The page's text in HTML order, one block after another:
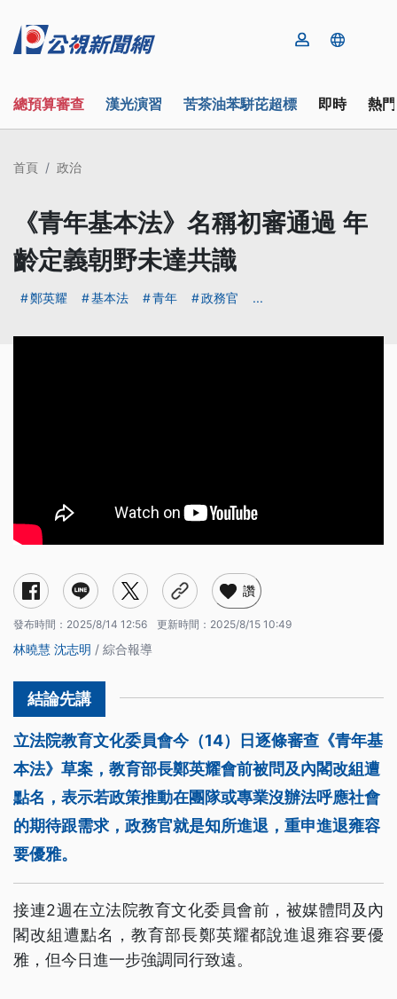
總預算審查 漢光演習 苦茶油苯駢芘超標 即時 熱
首頁 政治
《青年基本法》名稱初審通過 年
齡定義朝野未達共識
鄭英耀 基本法 青年 政務官 ...
讚
發布時間： 2025/8/14 12:56 更新時間： 2025/8/15 10:49
林曉慧 沈志明 / 綜合報導
立法院教育文化委員會今（14）日逐條審查《青年基
本法》草案，教育部長鄭英耀會前被問及內閣改組遭
點名，表示若政策推動在團隊或專業沒辦法呼應社會
的期待跟需求，政務官就是知所進退，重申進退雍容
要優雅。
接連2週在立法院教育文化委員會前，被媒體問及內
閣改組遭點名，教育部長鄭英耀都說進退雍容要優
雅，但今日進一步強調同行致遠。